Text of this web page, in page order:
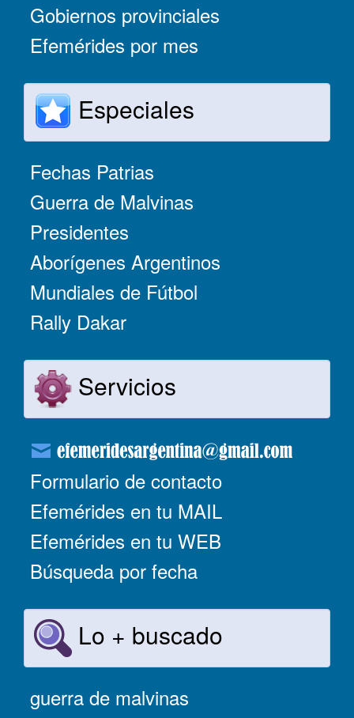
Gobiernos provinciales
Efemérides por mes
Especiales
Fechas Patrias
Guerra de Malvinas
Presidentes
Aborígenes Argentinos
Mundiales de Fútbol
Rally Dakar
Servicios
Formulario de contacto
Efemérides en tu MAIL
Efemérides en tu WEB
Búsqueda por fecha
Lo + buscado
guerra de malvinas